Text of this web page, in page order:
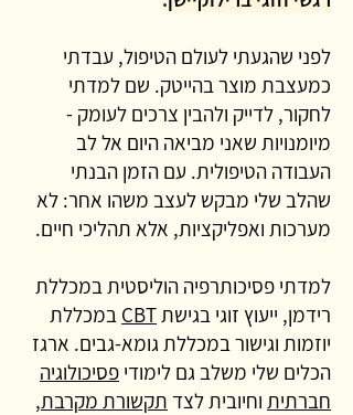
לפני שהגעתי לעולם הטיפול, עבדתי
כמעצבת מוצר בהייטק. שם למדתי
לחקור, לדייק ולהבין צרכים לעומק -
מיומנויות שאני מביאה היום אל לב
העבודה הטיפולית. עם הזמן הבנתי
שהלב שלי מבקש לעצב משהו אחר: לא
מערכות ואפליקציות, אלא תהליכי חיים.
למדתי פסיכותרפיה הוליסטית במכללת
רידמן, ייעוץ זוגי בגישתCBT במכללת
יוזמות וגישור במכללת גומא-גבים. ארגז
הכלים שלי משלב גם לימודי פסיכולוגיה
חברתית וחיובית לצד תקשורת מקרבת,